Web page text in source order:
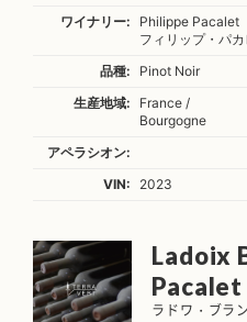
ワイナリー:
Philippe Pacalet
フィリップ・パカ
品種:
Pinot Noir
生産地域:
France /
Bourgogne
アペラシオン:
VIN:
2023
Ladoix
Pacalet
ラドワ・ブラ